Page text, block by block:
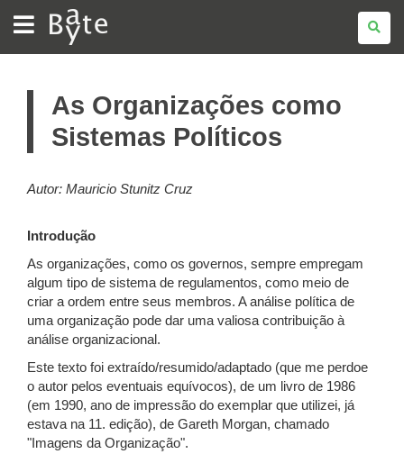
BATE
BYTE
As Organizações como
Sistemas Políticos
Autor: Mauricio Stunitz Cruz
Introdução
As organizações, como os governos, sempre empregam
algum tipo de sistema de regulamentos, como meio de
criar a ordem entre seus membros. A análise política de
uma organização pode dar uma valiosa contribuição à
análise organizacional.
Este texto foi extraído/resumido/adaptado (que me perdoe
o autor pelos eventuais equívocos), de um livro de 1986
(em 1990, ano de impressão do exemplar que utilizei, já
estava na 11. edição), de Gareth Morgan, chamado
"Imagens da Organização".